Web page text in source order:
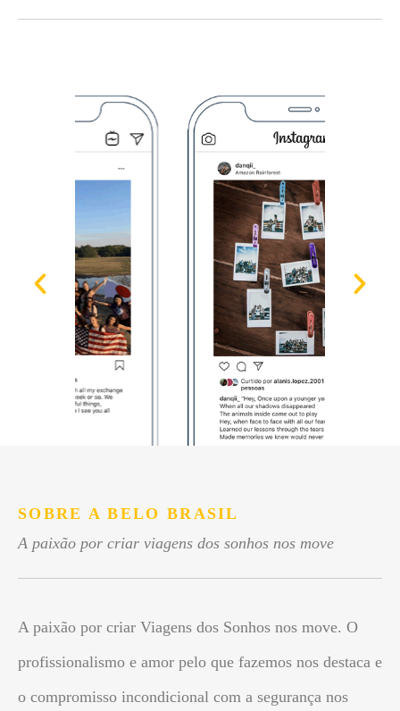
SOBRE A BELO BRASIL
A paixão por criar viagens dos sonhos nos move
A paixão por criar Viagens dos Sonhos nos move. O
profissionalismo e amor pelo que fazemos nos destaca e
o compromisso incondicional com a segurança nos